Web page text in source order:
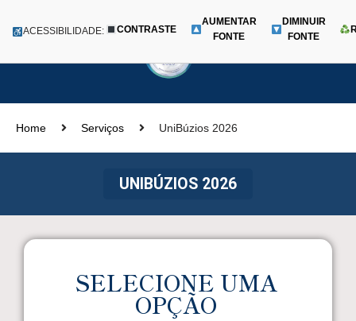
para
Menu
ACESSIBILIDADE: CONTRASTE
AUMENTAR
FONTE
DIMINUIR
FONTE
Home Serviços UniBúzios 2026
UNIBÚZIOS 2026
SELECIONE UMA
OPÇÃO